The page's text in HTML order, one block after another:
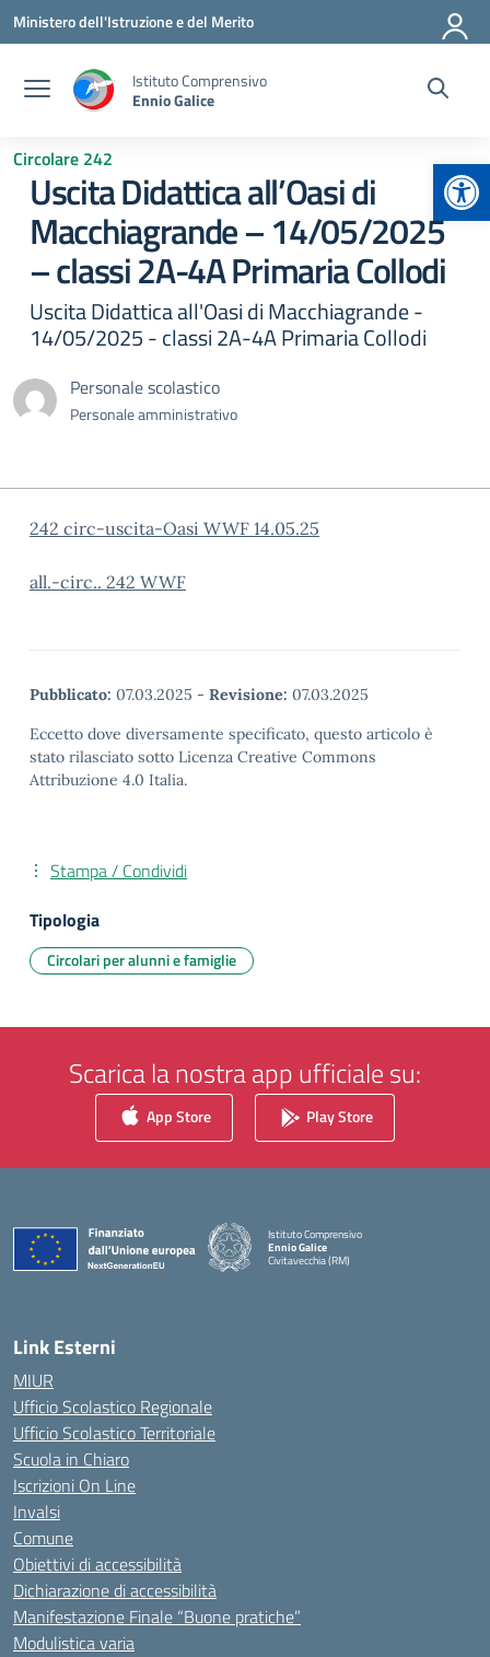
Vai ai contenuti
Vai al menu di navigazione
Vai al footer
Ministero dell'Istruzione e del Merito
Istituto Comprensivo
Ennio Galice
Circolare 242
Uscita Didattica all’Oasi di
Macchiagrande – 14/05/2025
– classi 2A-4A Primaria Collodi
Uscita Didattica all'Oasi di Macchiagrande -
14/05/2025 - classi 2A-4A Primaria Collodi
Personale scolastico
Personale amministrativo
242 circ-uscita-Oasi WWF 14.05.25
all.-circ.. 242 WWF
Pubblicato: 07.03.2025 - Revisione: 07.03.2025
Eccetto dove diversamente specificato, questo articolo è
stato rilasciato sotto Licenza Creative Commons
Attribuzione 4.0 Italia.
Stampa / Condividi
Tipologia
Circolari per alunni e famiglie
Scarica la nostra app ufficiale su:
App Store Play Store
Istituto Comprensivo
Ennio Galice
Civitavecchia (RM)
Link Esterni
MIUR
Ufficio Scolastico Regionale
Ufficio Scolastico Territoriale
Scuola in Chiaro
Iscrizioni On Line
Invalsi
Comune
Obiettivi di accessibilità
Dichiarazione di accessibilità
Manifestazione Finale “Buone pratiche”
Modulistica varia